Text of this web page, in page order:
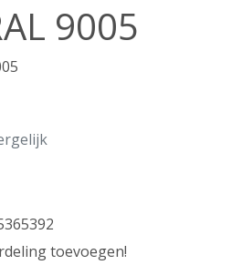
9005
toevoegen!